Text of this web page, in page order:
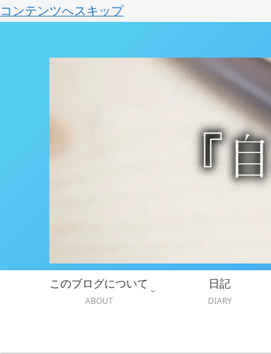
コンテンツへスキップ
このブログについて
ABOUT
日記
DIARY